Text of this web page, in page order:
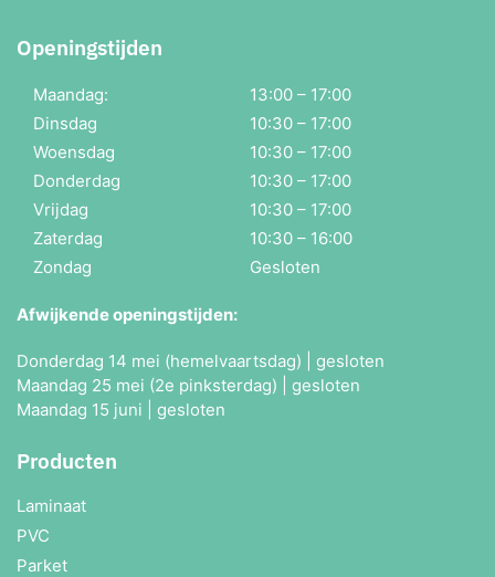
Openingstijden
Maandag:
13:00 – 17:00
Dinsdag
10:30 – 17:00
Woensdag
10:30 – 17:00
Donderdag
10:30 – 17:00
Vrijdag
10:30 – 17:00
Zaterdag
10:30 – 16:00
Zondag
Gesloten
Afwijkende openingstijden:
Donderdag 14 mei (hemelvaartsdag) | gesloten
Maandag 25 mei (2e pinksterdag) | gesloten
Maandag 15 juni | gesloten
Producten
Laminaat
PVC
Parket